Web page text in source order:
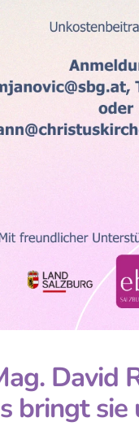
David
bringt